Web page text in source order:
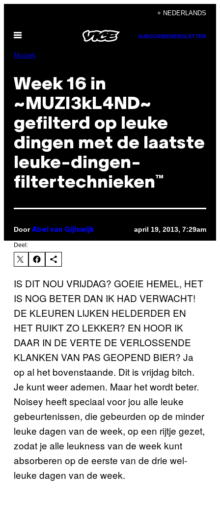
de
inhoud
+ NEDERLANDS
Open
SUBSCRIBENEWSLETTER
Muziek
Week 16 in
~MUZI3kL4ND~
gefilterd op leuke
dingen met de laatste
leuke-dingen-
filtertechnieken™
Door Abel van Gijlswijk april 19, 2013, 7:29am
Deel:
IS DIT NOU VRIJDAG? GOEIE HEMEL, HET
IS NOG BETER DAN IK HAD VERWACHT!
DE KLEUREN LIJKEN HELDERDER EN
HET RUIKT ZO LEKKER? EN HOOR IK
DAAR IN DE VERTE DE VERLOSSENDE
KLANKEN VAN PAS GEOPEND BIER? Ja
op al het bovenstaande. Dit is vrijdag bitch.
Je kunt weer ademen. Maar het wordt beter.
Noisey heeft speciaal voor jou alle leuke
gebeurtenissen, die gebeurden op de minder
leuke dagen van de week, op een rijtje gezet,
zodat je alle leukness van de week kunt
absorberen op de eerste van de drie wel-
leuke dagen van de week.